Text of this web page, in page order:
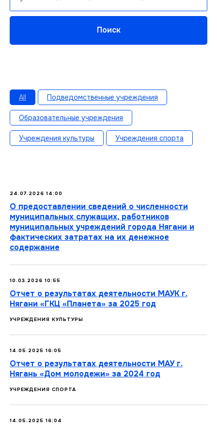
Поиск
All Подведомственные учреждения
Образовательные учреждения
Учреждения культуры Учреждения спорта
24.07.2026 14:00
О предоставлении сведений о численности
муниципальных служащих, работников
муниципальных учреждений города Нягани и
фактических затратах на их денежное
содержание
10.03.2026 10:55
Отчет о результатах деятельности МАУК г.
Нягани «ГКЦ «Планета» за 2025 год
УЧРЕЖДЕНИЯ КУЛЬТУРЫ
14.05.2025 16:05
Отчет о результатах деятельности МАУ г.
Нягань «Дом молодежи» за 2024 год
УЧРЕЖДЕНИЯ СПОРТА
14.05.2025 16:04